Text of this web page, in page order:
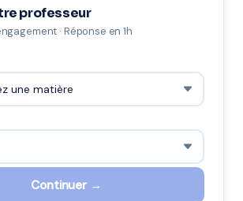
professeur
· Réponse en 1h
Continuer →